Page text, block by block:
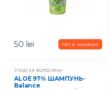
50 lei
Уход за волосами
ALOE 97% ШАМПУНЬ-
Balance